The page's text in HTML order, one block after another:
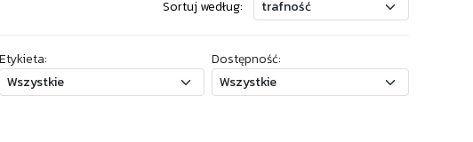
Sortuj według:
Etykieta: Dostępność: